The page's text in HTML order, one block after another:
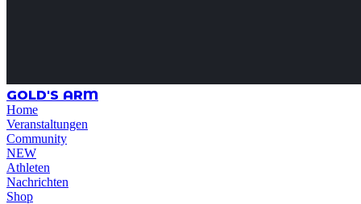
GOLD'S ARM
Home
Veranstaltungen
Community
NEW
Athleten
Nachrichten
Shop